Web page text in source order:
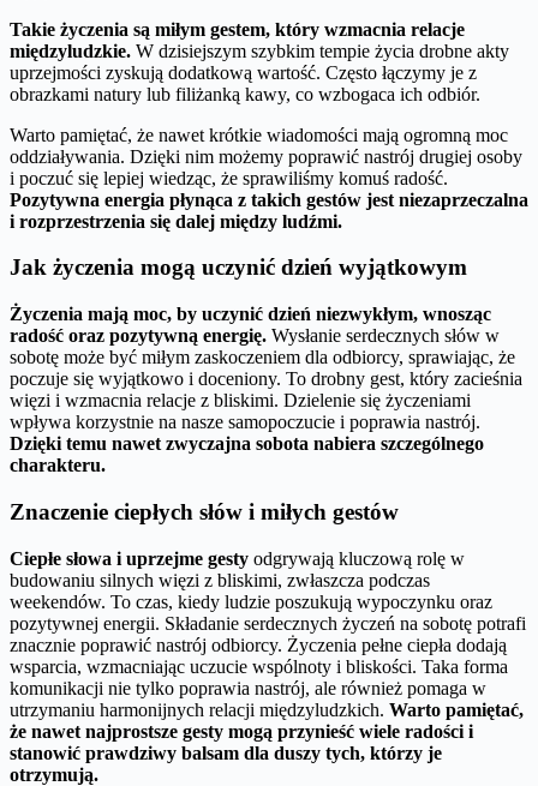
Takie życzenia są miłym gestem, który wzmacnia relacje
międzyludzkie. W dzisiejszym szybkim tempie życia drobne akty
uprzejmości zyskują dodatkową wartość. Często łączymy je z
obrazkami natury lub filiżanką kawy, co wzbogaca ich odbiór.
Warto pamiętać, że nawet krótkie wiadomości mają ogromną moc
oddziaływania. Dzięki nim możemy poprawić nastrój drugiej osoby
i poczuć się lepiej wiedząc, że sprawiliśmy komuś radość.
Pozytywna energia płynąca z takich gestów jest niezaprzeczalna
i rozprzestrzenia się dalej między ludźmi.
Jak życzenia mogą uczynić dzień wyjątkowym
Życzenia mają moc, by uczynić dzień niezwykłym, wnosząc
radość oraz pozytywną energię. Wysłanie serdecznych słów w
sobotę może być miłym zaskoczeniem dla odbiorcy, sprawiając, że
poczuje się wyjątkowo i doceniony. To drobny gest, który zacieśnia
więzi i wzmacnia relacje z bliskimi. Dzielenie się życzeniami
wpływa korzystnie na nasze samopoczucie i poprawia nastrój.
Dzięki temu nawet zwyczajna sobota nabiera szczególnego
charakteru.
Znaczenie ciepłych słów i miłych gestów
Ciepłe słowa i uprzejme gesty odgrywają kluczową rolę w
budowaniu silnych więzi z bliskimi, zwłaszcza podczas
weekendów. To czas, kiedy ludzie poszukują wypoczynku oraz
pozytywnej energii. Składanie serdecznych życzeń na sobotę potrafi
znacznie poprawić nastrój odbiorcy. Życzenia pełne ciepła dodają
wsparcia, wzmacniając uczucie wspólnoty i bliskości. Taka forma
komunikacji nie tylko poprawia nastrój, ale również pomaga w
utrzymaniu harmonijnych relacji międzyludzkich. Warto pamiętać,
że nawet najprostsze gesty mogą przynieść wiele radości i
stanowić prawdziwy balsam dla duszy tych, którzy je
otrzymują.